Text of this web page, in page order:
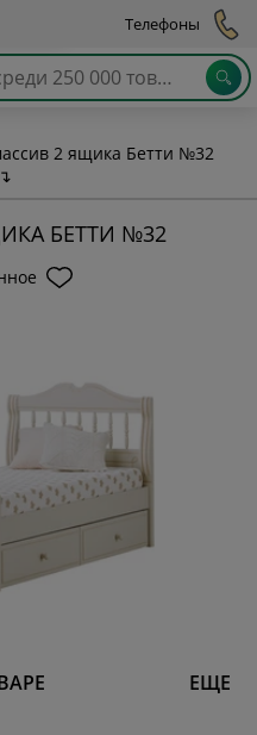
Телефоны
2 ящика Бетти №32
↴
БЕТТИ №32
ЕЩЕ